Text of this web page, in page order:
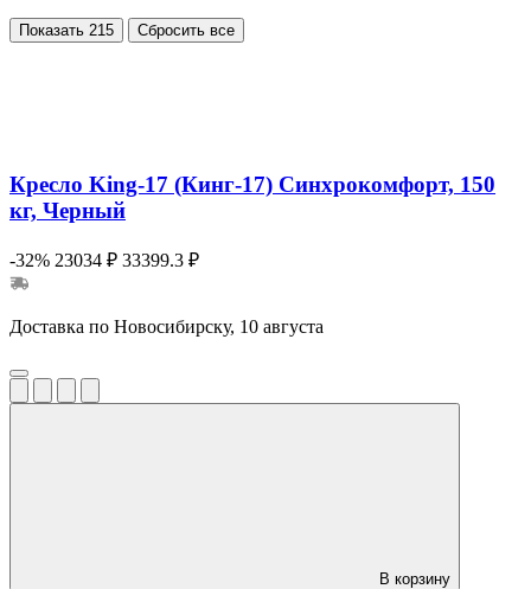
Показать 215 Сбросить все
Кресло King-17 (Кинг-17) Синхрокомфорт, 150
кг, Черный
-32% 23034 ₽ 33399.3 ₽
Доставка по Новосибирску, 10 августа
В корзину